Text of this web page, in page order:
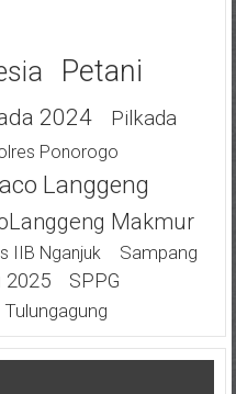
Petani
2024
Pilkada
Ponorogo
Langgeng
Makmur
IIB Nganjuk
Sampang
2025
SPPG
Tulungagung